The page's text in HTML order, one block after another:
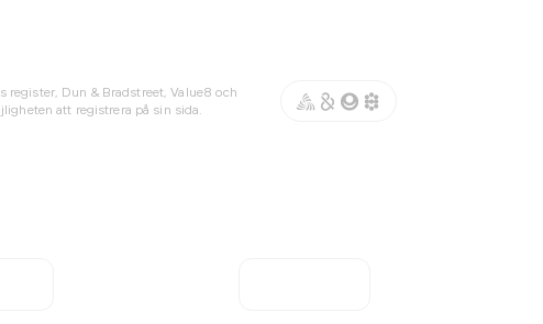
Dun & Bradstreet, Value8 och
att registrera på sin sida.